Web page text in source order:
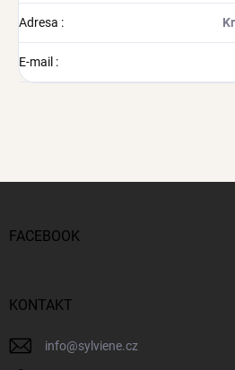
Adresa :
E-mail :
FACEBOOK
KONTAKT
info@sylviene.cz